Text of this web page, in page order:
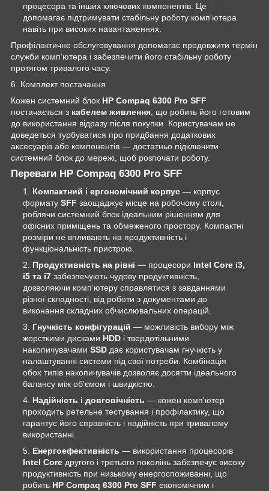
процесора та інших ключових компонентів. Це
допомагає підтримувати стабільну роботу комп'ютера
навіть при високих навантаженнях.
Профілактичне обслуговування допомагає продовжити термін
служби комп'ютера і забезпечити його стабільну роботу
протягом тривалого часу.
6. Комплект постачання
Кожен системний блок HP Compaq 6300 Pro SFF
постачається з кабелем живлення , що робить його готовим
до використання відразу після покупки. Користувачам не
доведеться турбуватися про придбання додаткових
аксесуарів або компонентів — достатньо підключити
системний блок до мережі, щоб розпочати роботу.
Переваги HP Compaq 6300 Pro SFF
Компактний і ергономічний корпус — корпус
формату SFF заощаджує місце на робочому столі,
роблячи системний блок ідеальним рішенням для
офісних приміщень та обмеженого простору. Компактні
розміри не впливають на продуктивність і
функціональність пристрою.
Продуктивність на рівні — процесори Intel Core i3,
i5 та i7 забезпечують чудову продуктивність,
дозволяючи комп'ютеру справлятися з завданнями
різної складності, від роботи з документами до
виконання складних обчислювальних операцій.
Гнучкість конфігурацій — можливість вибору між
жорсткими дисками HDD і твердотільними
накопичувачами SSD дає користувачам гнучкість у
налаштуванні системи під свої потреби. Комбінація
обох типів накопичувачів дозволяє досягти ідеального
балансу між об'ємом і швидкістю.
Надійність і довговічність — кожен комп'ютер
проходить ретельне тестування і профілактику, що
гарантує його справність і надійність при тривалому
використанні.
Енергоефективність — використання процесорів
Intel Core другого і третього поколінь забезпечує високу
продуктивність при низькому енергоспоживанні, що
робить HP Compaq 6300 Pro SFF економічним і